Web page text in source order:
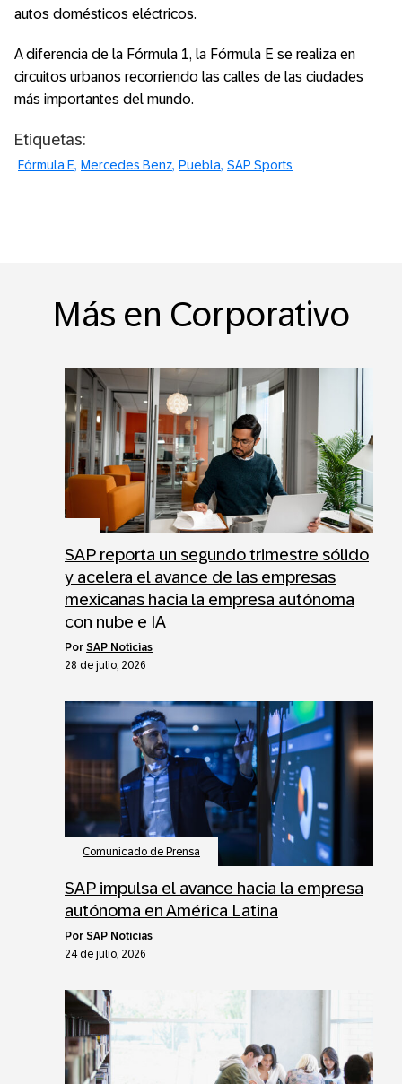
autos domésticos eléctricos.
A diferencia de la Fórmula 1, la Fórmula E se realiza en
circuitos urbanos recorriendo las calles de las ciudades
más importantes del mundo.
Etiquetas:
Fórmula E Mercedes Benz Puebla SAP Sports
Más en Corporativo
SAP reporta un segundo trimestre sólido
y acelera el avance de las empresas
mexicanas hacia la empresa autónoma
con nube e IA
por SAP Noticias
28 de julio, 2026
Comunicado de Prensa
SAP impulsa el avance hacia la empresa
autónoma en América Latina
por SAP Noticias
24 de julio, 2026